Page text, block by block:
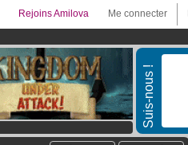
Me connecter
Rejoins Amilova
Suis-nous !